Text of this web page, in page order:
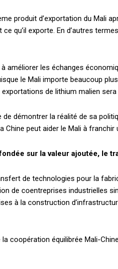
produit d’exportation du Mali
qu’il exporte. En d’autres
améliorer les échanges
le Mali importe beaucoup
de lithium malien
démontrer la réalité de sa
peut aider le Mali à
sur la valeur ajoutée, le
de technologies pour la
de coentreprises industrielles
à la construction
coopération équilibrée Mali-